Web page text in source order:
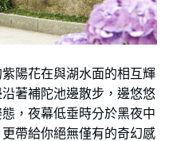
陽花在與湖水面的相互輝
著補陀池邊散步，邊悠悠
，夜幕低垂時分於黑夜中
帶給你絕無僅有的奇幻感